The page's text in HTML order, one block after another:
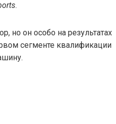
.
но он особо на результатах
сегменте квалификации